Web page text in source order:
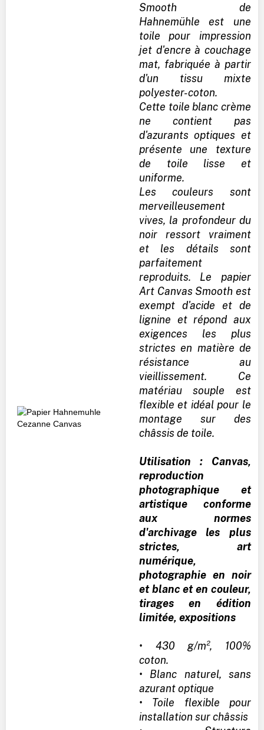
Smooth de
Hahnemühle est une
toile pour impression
jet d'encre à couchage
mat, fabriquée à partir
d'un tissu mixte
polyester-coton.
Cette toile blanc crème
ne contient pas
d'azurants optiques et
présente une texture
de toile lisse et
uniforme.
Les couleurs sont
merveilleusement
vives, la profondeur du
noir ressort vraiment
et les détails sont
parfaitement
reproduits. Le papier
Art Canvas Smooth est
exempt d'acide et de
lignine et répond aux
exigences les plus
strictes en matière de
résistance au
vieillissement. Ce
matériau souple est
flexible et idéal pour le
montage sur des
châssis de toile.
Utilisation : Canvas,
reproduction
photographique et
artistique conforme
aux normes
d'archivage les plus
strictes, art
numérique,
photographie en noir
et blanc et en couleur,
tirages en édition
limitée, expositions
• 430 g/m², 100%
coton.
• Blanc naturel, sans
azurant optique
• Toile flexible pour
installation sur châssis